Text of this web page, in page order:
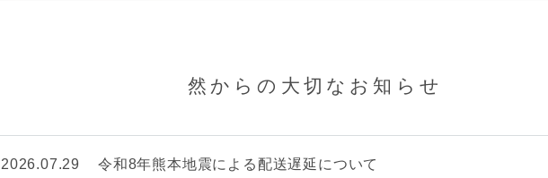
然からの大切なお知らせ
2026.07.29 令和8年熊本地震による配送遅延について